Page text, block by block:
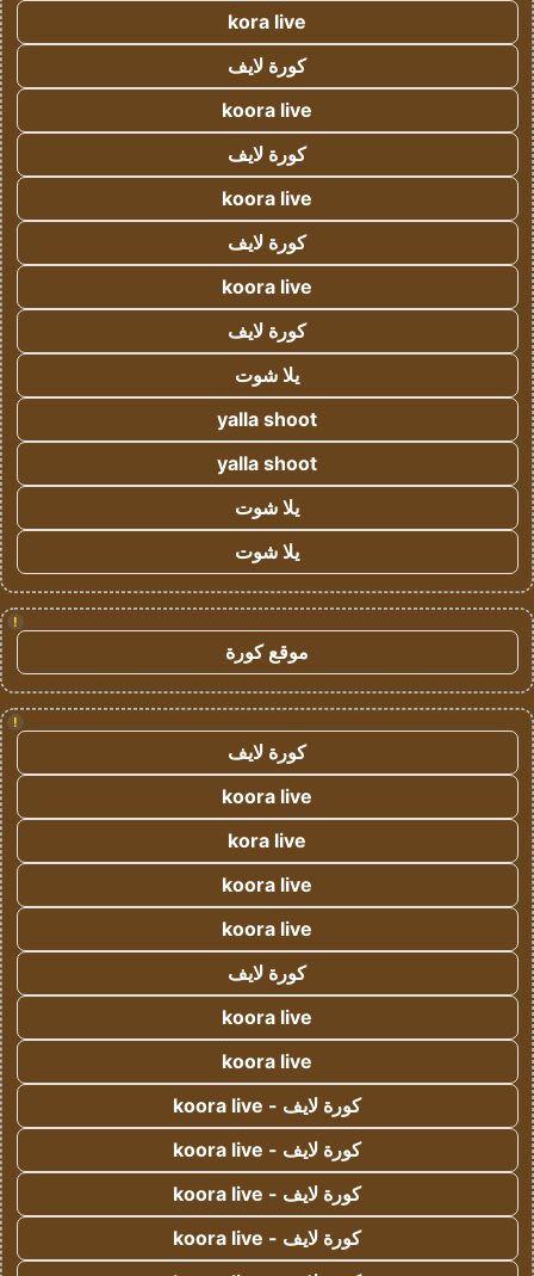
kora live
كورة لايف
koora live
كورة لايف
koora live
كورة لايف
koora live
كورة لايف
يلا شوت
yalla shoot
yalla shoot
يلا شوت
يلا شوت
!
موقع كورة
!
كورة لايف
koora live
kora live
koora live
koora live
كورة لايف
koora live
koora live
كورة لايف - koora live
كورة لايف - koora live
كورة لايف - koora live
كورة لايف - koora live